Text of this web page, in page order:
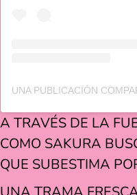
A TRAVÉS DE LA
COMO SAKURA
QUE SUBESTIMA